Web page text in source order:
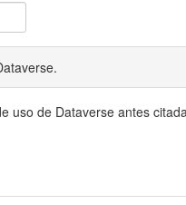
uso de Dataverse antes